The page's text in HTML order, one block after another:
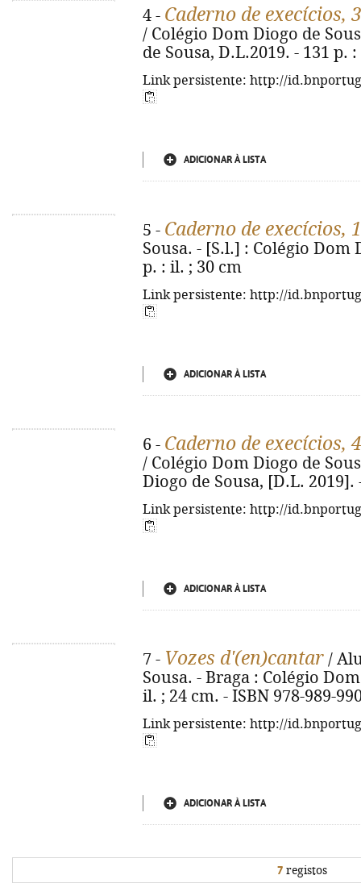
4 - Caderno de execícios,
/ Colégio Dom Diogo de
de Sousa, D.L.2019. - 131 p.
Link persistente: http://
ADICIONAR À LISTA
5 - Caderno de execícios,
Sousa. - [S.l.] : Colégio Dom
p. : il. ; 30 cm
Link persistente: http://
ADICIONAR À LISTA
6 - Caderno de execícios,
/ Colégio Dom Diogo de
Diogo de Sousa, [D.L. 2019].
Link persistente: http://
ADICIONAR À LISTA
7 - Vozes d'(en)cantar /
Sousa. - Braga : Colégio
il. ; 24 cm. - ISBN 978-989-
Link persistente: http://
ADICIONAR À LISTA
7 registos